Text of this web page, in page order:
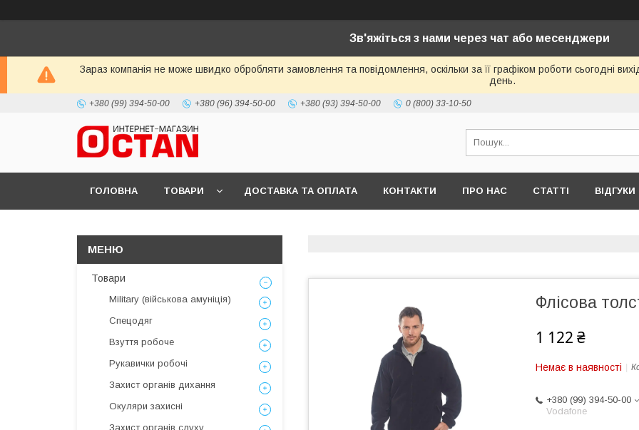
Зв'яжіться з нами через чат або месенджери
Зараз компанія не може швидко обробляти замовлення та повідомлення, оскільки за її графіком роботи сьогодні
день.
+380 (99) 394-50-00 +380 (96) 394-50-00 +380 (93) 394-50-00 0 (800) 33-10-50
ГОЛОВНА ТОВАРИ ДОСТАВКА ТА ОПЛАТА КОНТАКТИ ПРО НАС СТАТТІ ВІДГУКИ
Флісова
1 122 ₴
Немає в наявності
+380 (99) 394-50-00
Vodafone
Товари
Military (військова амуніція)
Спецодяг
Взуття робоче
Рукавички робочі
Захист органів дихання
Окуляри захисні
Захист органів слуху